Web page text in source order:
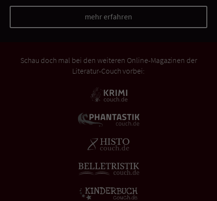
mehr erfahren
Schau doch mal bei den weiteren Online-Magazinen der
Literatur-Couch vorbei: